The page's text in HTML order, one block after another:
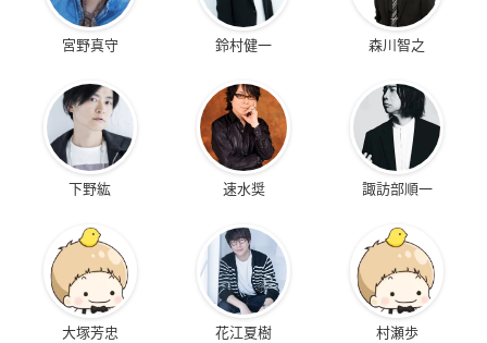
宮野真守 鈴村健一 森川智之
下野紘 速水奨 諏訪部順一
大塚芳忠 花江夏樹 村瀬歩